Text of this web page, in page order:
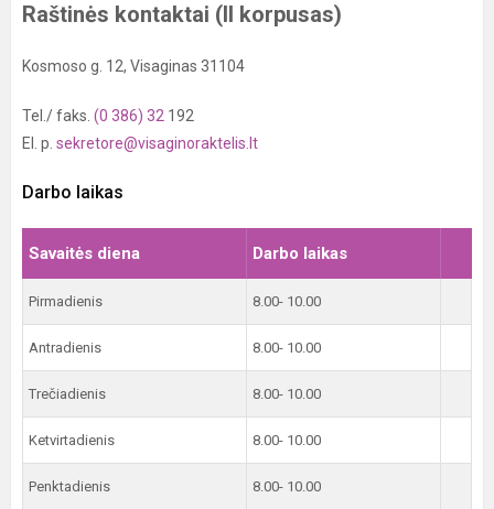
Raštinės kontaktai (II korpusas)
Kosmoso g. 12, Visaginas 31104
Tel./ faks. (0 386) 32 192
El. p. sekretore@visaginoraktelis.lt
Darbo laikas
Savaitės diena Darbo laikas
Pirmadienis 8.00- 10.00
Antradienis 8.00- 10.00
Trečiadienis 8.00- 10.00
Ketvirtadienis 8.00- 10.00
Penktadienis 8.00- 10.00